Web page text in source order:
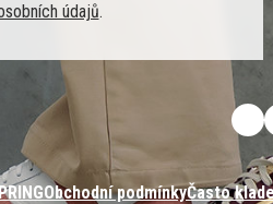
údajů.
Obchodní podmínkyČasto